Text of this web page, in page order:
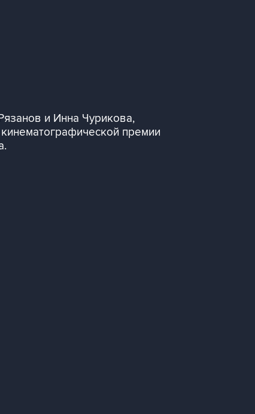
и Инна Чурикова,
премии